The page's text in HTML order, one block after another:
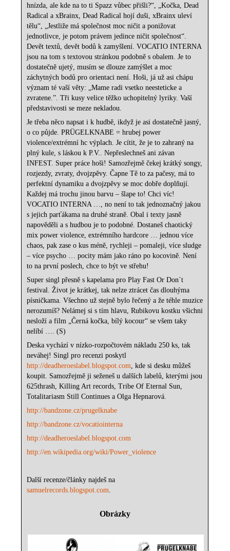
hnízda, ale kde na to ti Spazz vůbec přišli?“, „Kočka, Dead
Radical a xBrainx, Dead Radical hojí duši, xBrainx uleví
tělu“, „Jestliže má společnost moc ničit a ponižovat
jednotlivce, je potom právem jedince ničit společnost“.
Devět textů, devět bodů k zamyšlení. VOCATIO INTERNA
jsou na tom s textovou stránkou podobně s obalem. Je to
dostatečně ujetý, musím se dlouze zamýšlet a moc
záchytných bodů pro orientaci není. Hoši, já už asi chápu
význam té vaší věty: „Mame radi vsetko neesteticke a
zvratene.”. Tři kusy velice těžko uchopitelný lyriky. Vaší
představivosti se meze nekladou.
Je třeba něco napsat i k hudbě, ikdyž je asi dostatečně jasný,
o co půjde. PRÜGELKNABE = hrubej power
violence/extrémní hc výplach. Je cítit, že je to zahraný na
plný kule, s láskou k P.V.. Nepřeslechneš ani závan
INFEST. Super práce hoši! Samozřejmě čekej krátký songy,
rozjezdy, zvraty, dvojzpěvy. Čapne Tě to za pačesy, má to
perfektní dynamiku a dvojzpěvy se moc dobře doplňují.
Každej má trochu jinou barvu – šlape to! Chci víc!
VOCATIO INTERNA …, no není to tak jednoznačný jakou
s jejich parťákama na druhé straně. Obal i texty jasně
napověděli a s hudbou je to podobné. Dostaneš chaotický
mix power violence, extrémního hardcore … jednou více
chaos, pak zase o kus méně, rychleji – pomaleji, více sludge
– více psycho … pocity mám jako ráno po kocovině. Není
to na první poslech, chce to být ve střehu!
Super singl přesně s kapelama pro Play Fast Or Don´t
festival. Život je krátkej, tak nelze ztrácet čas dlouhýma
písničkama. Všechno už stejně bylo řečený a že téhle muzice
nerozumíš? Nelámej si s tím hlavu, Rubikovu kostku všichni
nesloží a film „Černá kočka, bílý kocour“ se všem taky
nelíbí …. (S)
Deska vychází v nízko-rozpočtovém nákladu 250 ks, tak
neváhej! Singl pro recenzi poskytl
http://deadheroeslabel.blogspot.com, kde si desku můžeš
koupit. Samozřejmě ji seženeš u dalších labelů, kterými jsou
625thrash, Killing Art records, Tribe Of Eternal Sun,
Totalitariasm Still Continues a Olga Hepnarová.
http://bandzone.cz/prugelknabe
http://bandzone.cz/vocatiointerna
http://deadheroeslabel.blogspot.com
http://en.wikipedia.org/wiki/Power_violence
Další recenze/články najdeš na
samuelrecords.blogspot.com.
Obrázky